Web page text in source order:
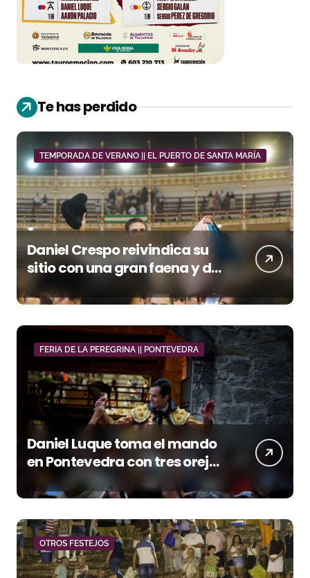
Te has perdido
TEMPORADA DE VERANO || EL PUERTO DE SANTA MARÍA
Daniel Crespo reivindica su
sitio con una gran faena y dos
orejas
FERIA DE LA PEREGRINA || PONTEVEDRA
Daniel Luque toma el mando
en Pontevedra con tres orejas
y una Puerta Grande de peso
OTROS FESTEJOS